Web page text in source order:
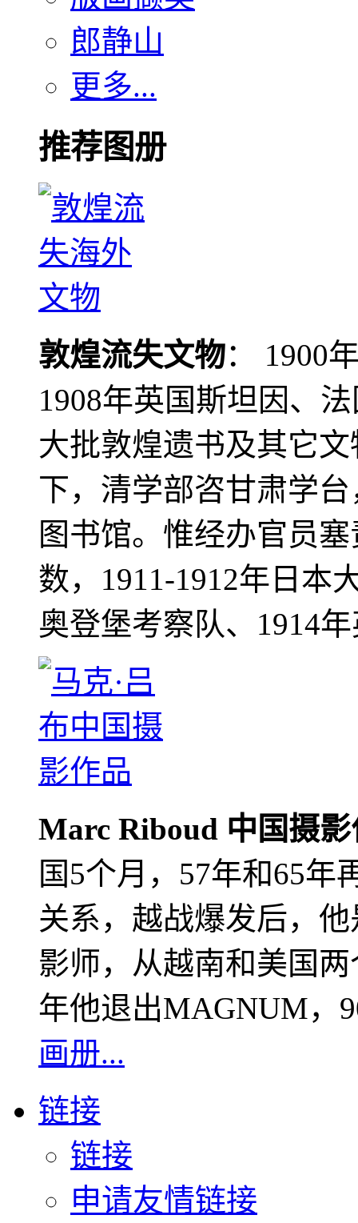
郎静山
更多...
推荐图册
敦煌流失文物： 1900
1908年英国斯坦因、
大批敦煌遗书及其它
下，清学部咨甘肃学
图书馆。惟经办官员
数，1911-1912年日本
奥登堡考察队、1914
Marc Riboud 中国摄
国5个月，57年和65年
关系，越战爆发后，
影师，从越南和美国
年他退出MAGNUM，
画册...
链接
链接
申请友情链接